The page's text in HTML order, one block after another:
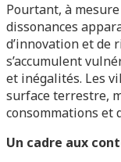
Pourtant, à
dissonances
d’innovation et de
s’accumulent
et inégalités. Les
surface terrestre,
consommations et
Un cadre aux